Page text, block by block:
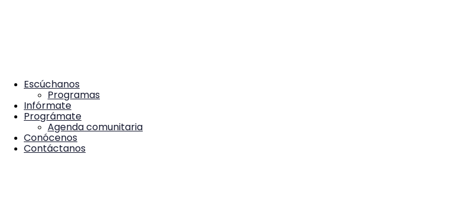
Escúchanos
Programas
Infórmate
Prográmate
Agenda comunitaria
Conócenos
Contáctanos